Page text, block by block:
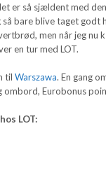
er så sjældent med
bare blive taget godt
men når jeg nu
en tur med LOT.
tilWarszawa. En gang
Eurobonus
LOT: